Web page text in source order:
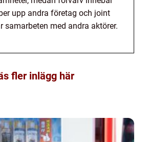
upp andra företag och joint
samarbeten med andra aktörer.
fler inlägg här